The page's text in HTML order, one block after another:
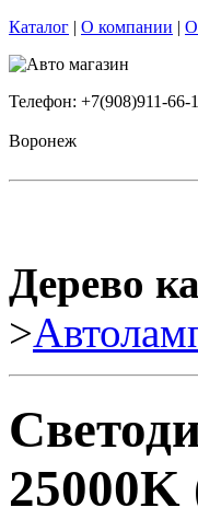
Каталог | О компании |
Телефон: +7(908)911-66-
Воронеж
Дерево
>